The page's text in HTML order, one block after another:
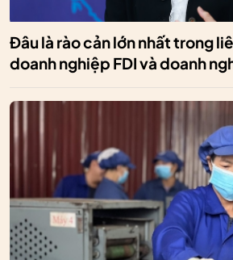
Đâu là rào cản lớn nhất trong
doanh nghiệp FDI và doanh